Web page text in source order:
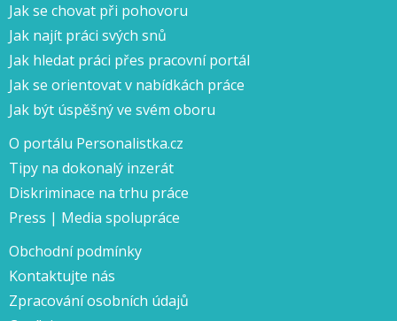
Jak se chovat při pohovoru
Jak najít práci svých snů
Jak hledat práci přes pracovní portál
Jak se orientovat v nabídkách práce
Jak být úspěšný ve svém oboru
O portálu Personalistka.cz
Tipy na dokonalý inzerát
Diskriminace na trhu práce
Press | Media spolupráce
Obchodní podmínky
Kontaktujte nás
Zpracování osobních údajů